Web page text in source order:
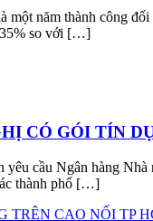
một năm thành công
35% so với […]
CÓ GÓI TÍN
cầu Ngân hàng
thành phố […]